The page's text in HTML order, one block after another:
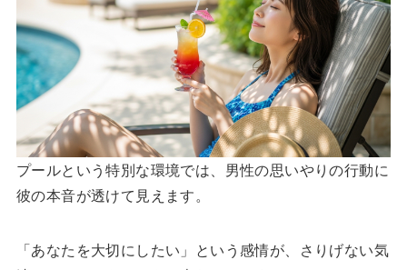
プールという特別な環境では、男性の思いやりの行動に
彼の本音が透けて見えます。
「あなたを大切にしたい」という感情が、さりげない気